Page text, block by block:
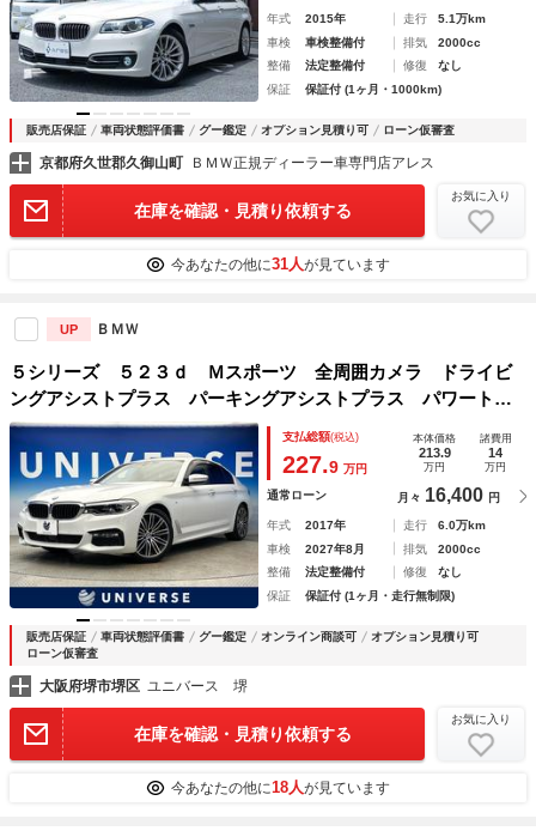
年式 2015年 走行
5.1万km
車検
車検整備付 排気
2000cc
整備
法定整備付 修復
なし
保証
保証付 (1ヶ月・1000km)
販売店保証 車両状態評価書 グー鑑定 オプション見積り可 ローン仮審査
京都府久世郡久御山町 ＢＭＷ正規ディーラー車専門店アレス
在庫を確認・見積り依頼する
お気に入り
今あなたの他に31人が見ています
UP ＢＭＷ
５シリーズ ５２３ｄ Ｍスポーツ 全周囲カメラ ドライビ
ングアシストプラス パーキングアシストプラス パワートラ
ンクフード 前席パワーシート 純正１９インチＡＷ Ｍスポ
ーツサスペンション パドルシフト 電動チルト 純正ナビ
禁煙車
支払総額(税込)
227.9 万円
本体価格
213.9
万円
諸費用
14
万円
通常ローン 月々 16,400 円
年式 2017年 走行
6.0万km
車検
2027年8月 排気
2000cc
整備
法定整備付 修復
なし
保証
保証付 (1ヶ月・走行無制限)
販売店保証 車両状態評価書 グー鑑定 オンライン商談可
オプション見積り可
ローン仮審査
大阪府堺市堺区 ユニバース 堺
在庫を確認・見積り依頼する
お気に入り
今あなたの他に18人が見ています